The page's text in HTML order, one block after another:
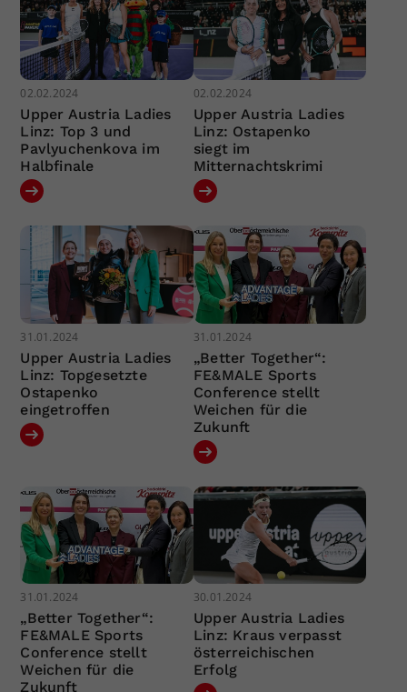
02.02.2024
Upper Austria Ladies
Linz: Top 3 und
Pavlyuchenkova im
Halbfinale
02.02.2024
Upper Austria Ladies
Linz: Ostapenko
siegt im
Mitternachtskrimi
31.01.2024
Upper Austria Ladies
Linz: Topgesetzte
Ostapenko
eingetroffen
31.01.2024
„Better Together“:
FE&MALE Sports
Conference stellt
Weichen für die
Zukunft
31.01.2024
„Better Together“:
FE&MALE Sports
Conference stellt
Weichen für die
Zukunft
30.01.2024
Upper Austria Ladies
Linz: Kraus verpasst
österreichischen
Erfolg